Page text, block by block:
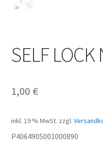
SELF
1,00 €
inkl. 19 % MwSt. zzgl.
P4064905001000890